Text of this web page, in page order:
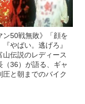
ン50戦無敗》「顔を
『やばい。逃げろ』
伝説のレディース